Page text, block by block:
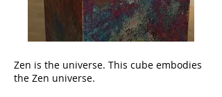
Zen is the universe. This cube embodies
the Zen universe.